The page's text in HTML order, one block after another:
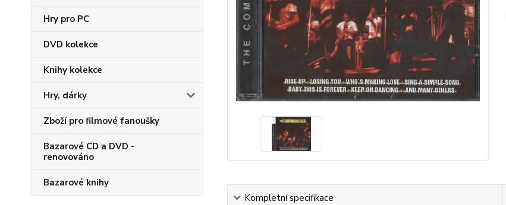
Hry pro PC
DVD kolekce
Knihy kolekce
Hry, dárky
Zboží pro filmové fanoušky
Bazarové CD a DVD -
renovováno
Bazarové knihy
Kompletní specifikace